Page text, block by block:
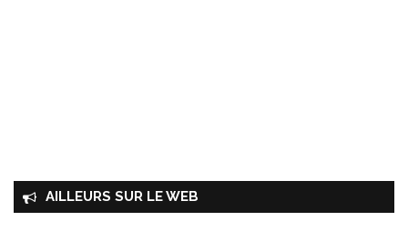
AILLEURS SUR LE WEB